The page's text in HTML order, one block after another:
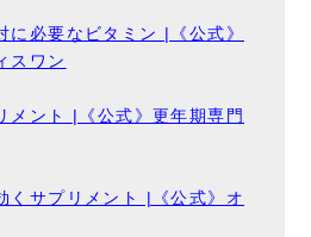
に必要なビタミン |《公式》
スワン
メント |《公式》更年期専門
くサプリメント |《公式》オ